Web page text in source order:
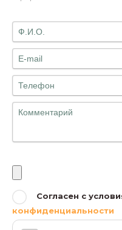
Согласен с
конфиденциальности